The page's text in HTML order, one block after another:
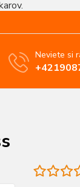
Neviete si